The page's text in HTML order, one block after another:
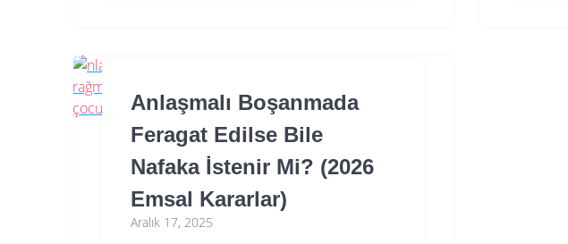
Anlaşmalı Boşanmada
Feragat Edilse Bile
Nafaka İstenir Mi? (2026
Emsal Kararlar)
Aralık 17, 2025